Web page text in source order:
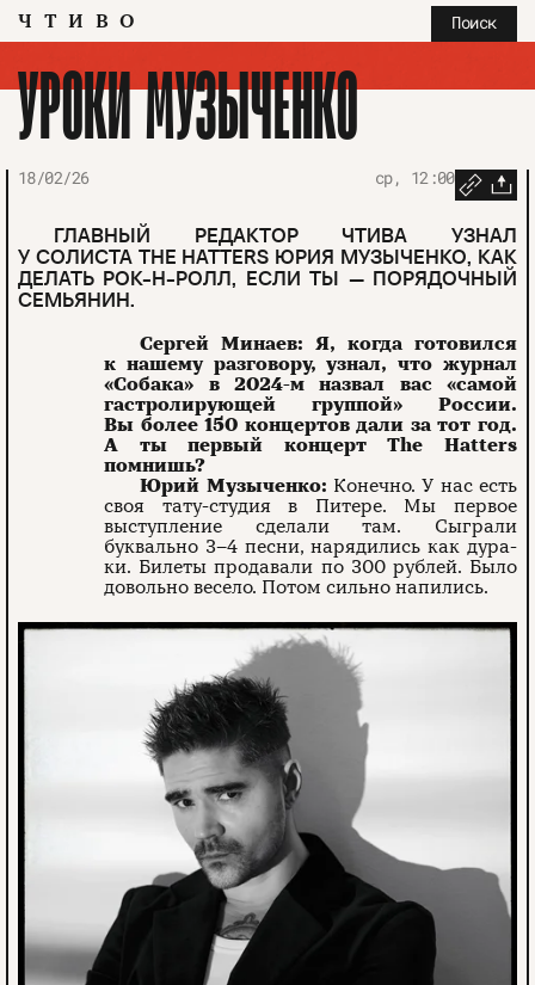
ЧТИВО Поиск
УРОКИ МУЗЫЧЕНКО
18/02/26 ср, 12:00
ГЛАВНЫЙ РЕДАКТОР ЧТИВА УЗНАЛ
У СОЛИСТА THE HATTERS ЮРИЯ МУЗЫЧЕНКО, КАК
ДЕЛАТЬ РОК-Н-РОЛЛ, ЕСЛИ ТЫ — ПОРЯДОЧНЫЙ
СЕМЬЯНИН.
Сергей Минаев: Я, когда готовился
к нашему разговору, узнал, что журнал
«Собака» в 2024-м назвал вас «самой
гастролирующей группой» России.
Вы более 150 концертов дали за тот год.
А ты первый концерт The Hatters
помнишь?
Юрий Музыченко: Конечно. У нас есть
своя тату-студия в Питере. Мы первое
выступление сделали там. Сыг­рали
буквально 3–4 песни, нарядились как дура­
ки. Билеты продавали по 300 руб­лей. Было
довольно весело. Потом сильно напились.